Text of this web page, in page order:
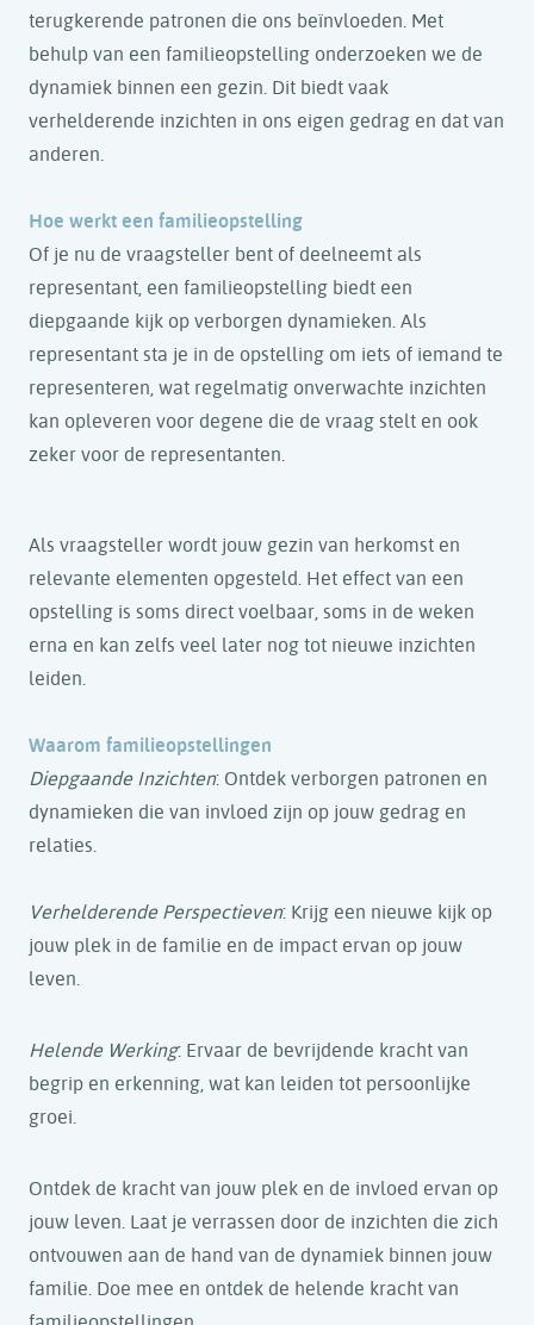
terugkerende patronen die ons beïnvloeden. Met
behulp van een familieopstelling onderzoeken we de
dynamiek binnen een gezin. Dit biedt vaak
verhelderende inzichten in ons eigen gedrag en dat van
anderen.
Hoe werkt een familieopstelling
Of je nu de vraagsteller bent of deelneemt als
representant, een familieopstelling biedt een
diepgaande kijk op verborgen dynamieken. Als
representant sta je in de opstelling om iets of iemand te
representeren, wat regelmatig onverwachte inzichten
kan opleveren voor degene die de vraag stelt en ook
zeker voor de representanten.
Als vraagsteller wordt jouw gezin van herkomst en
relevante elementen opgesteld. Het effect van een
opstelling is soms direct voelbaar, soms in de weken
erna en kan zelfs veel later nog tot nieuwe inzichten
leiden.
Waarom familieopstellingen
Diepgaande Inzichten: Ontdek verborgen patronen en
dynamieken die van invloed zijn op jouw gedrag en
relaties.
Verhelderende Perspectieven: Krijg een nieuwe kijk op
jouw plek in de familie en de impact ervan op jouw
leven.
Helende Werking: Ervaar de bevrijdende kracht van
begrip en erkenning, wat kan leiden tot persoonlijke
groei.
Ontdek de kracht van jouw plek en de invloed ervan op
jouw leven. Laat je verrassen door de inzichten die zich
ontvouwen aan de hand van de dynamiek binnen jouw
familie. Doe mee en ontdek de helende kracht van